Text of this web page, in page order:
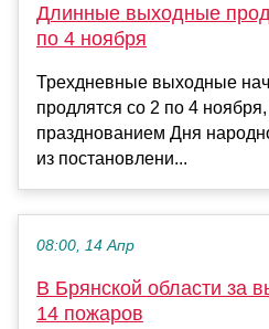
Длинные выходные
по 4 ноября
Трехдневные выходные
продлятся со 2 по 4
празднованием Дня
из постановлени...
08:00, 14 Апр
В Брянской области за
14 пожаров